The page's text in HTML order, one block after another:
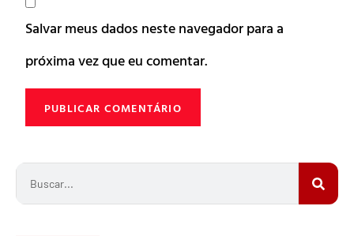
Salvar meus dados neste navegador para a
próxima vez que eu comentar.